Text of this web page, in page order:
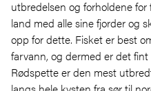
utbredelsen og forholdene
land med alle sine fjorder og
opp for dette. Fisket er best
farvann, og dermed er det
Rødspette er den mest